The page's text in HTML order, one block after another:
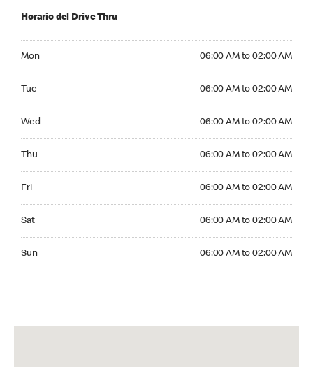
Horario del Drive Thru
Mon 06:00 AM to 02:00 AM
Tue 06:00 AM to 02:00 AM
Wed 06:00 AM to 02:00 AM
Thu 06:00 AM to 02:00 AM
Fri 06:00 AM to 02:00 AM
Sat 06:00 AM to 02:00 AM
Sun 06:00 AM to 02:00 AM